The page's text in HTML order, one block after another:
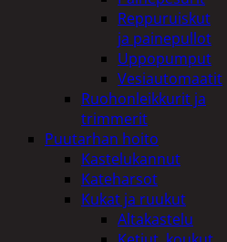
Reppuruiskut
ja painepullot
Uppopumput
Vesiautomaatit
Ruohonleikkurit ja
trimmerit
Puutarhan hoito
Kastelukannut
Kateharsot
Kukat ja ruukut
Altakastelu